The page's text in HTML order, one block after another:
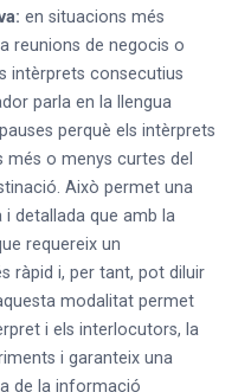
en situacions més
reunions de negocis o
intèrprets consecutius
parla en la llengua
perquè els intèrprets
o menys curtes del
Això permet una
detallada que amb la
requereix un
ràpid i, per tant, pot diluir
modalitat permet
i els interlocutors, la
i garanteix una
de la informació